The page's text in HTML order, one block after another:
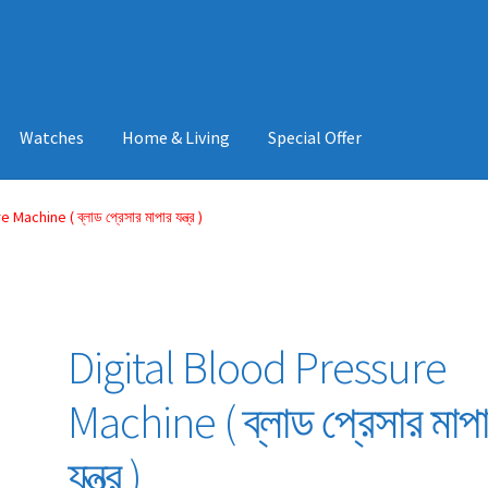
Watches Home & Living Special Offer
( ব্লাড প্রেসার মাপার যন্ত্র )
Digital Blood Pressure
Machine ( ব্লাড প্রেসার
যন্ত্র )